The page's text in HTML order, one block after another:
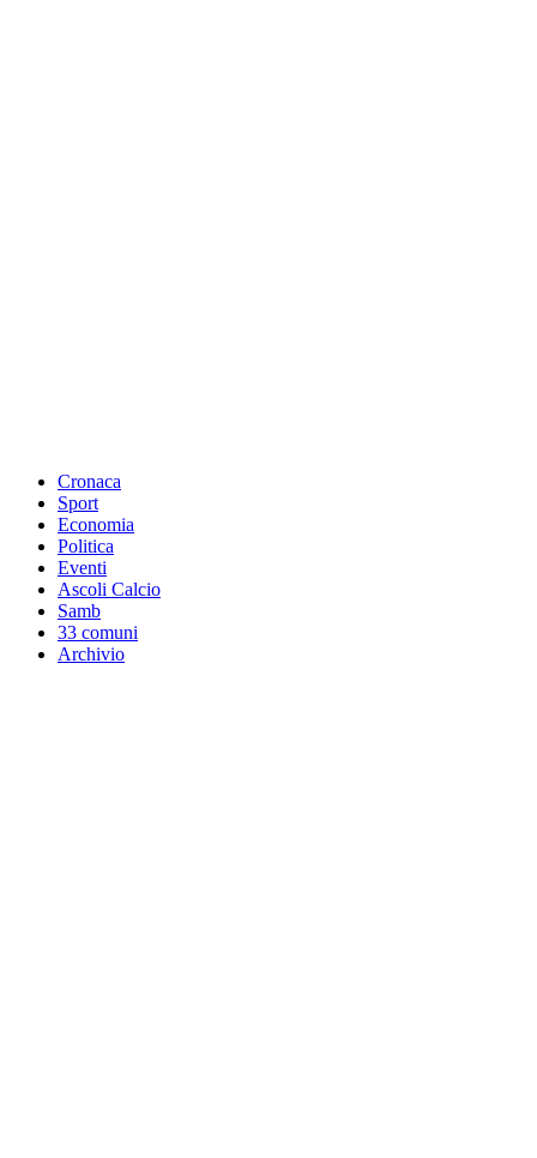
Cronaca
Sport
Economia
Politica
Eventi
Ascoli Calcio
Samb
33 comuni
Archivio